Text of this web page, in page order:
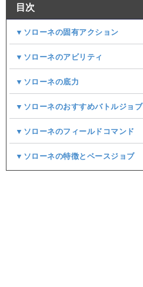
目次
▼ソローネの固有アクション
▼ソローネのアビリティ
▼ソローネの底力
▼ソローネのおすすめバトルジョブ
▼ソローネのフィールドコマンド
▼ソローネの特徴とベースジョブ